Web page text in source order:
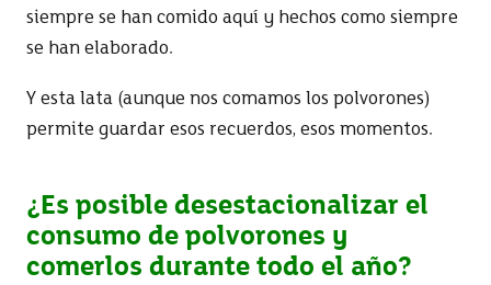
siempre se han comido aquí y hechos como siempre
se han elaborado.
Y esta lata (aunque nos comamos los polvorones)
permite guardar esos recuerdos, esos momentos.
¿Es posible desestacionalizar el
consumo de polvorones y
comerlos durante todo el año?